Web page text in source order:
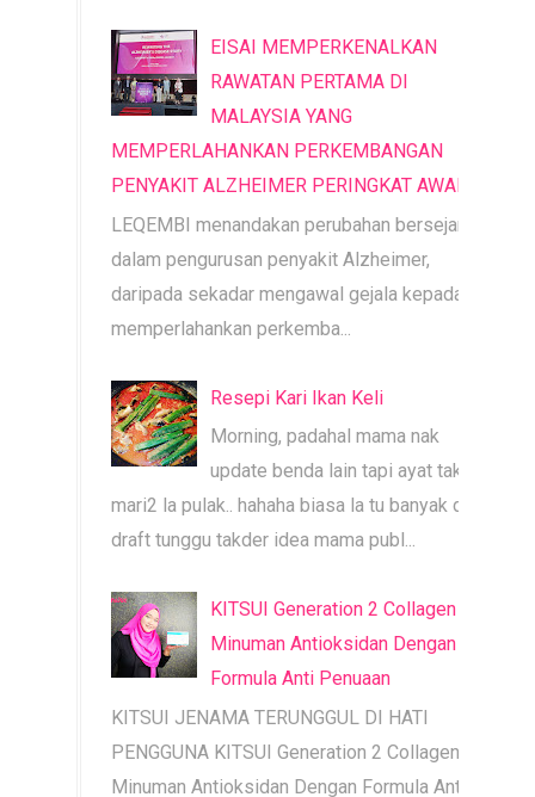
EISAI MEMPERKENALKAN
RAWATAN PERTAMA DI
MALAYSIA YANG
MEMPERLAHANKAN PERKEMBANGAN
PENYAKIT ALZHEIMER PERINGKAT AWAL
LEQEMBI menandakan perubahan bersejarah
dalam pengurusan penyakit Alzheimer,
daripada sekadar mengawal gejala kepada
memperlahankan perkemba...
Resepi Kari Ikan Keli
Morning, padahal mama nak
update benda lain tapi ayat tak
mari2 la pulak.. hahaha biasa la tu banyak dah
draft tunggu takder idea mama publ...
KITSUI Generation 2 Collagen |
Minuman Antioksidan Dengan
Formula Anti Penuaan
KITSUI JENAMA TERUNGGUL DI HATI
PENGGUNA KITSUI Generation 2 Collagen |
Minuman Antioksidan Dengan Formula Anti